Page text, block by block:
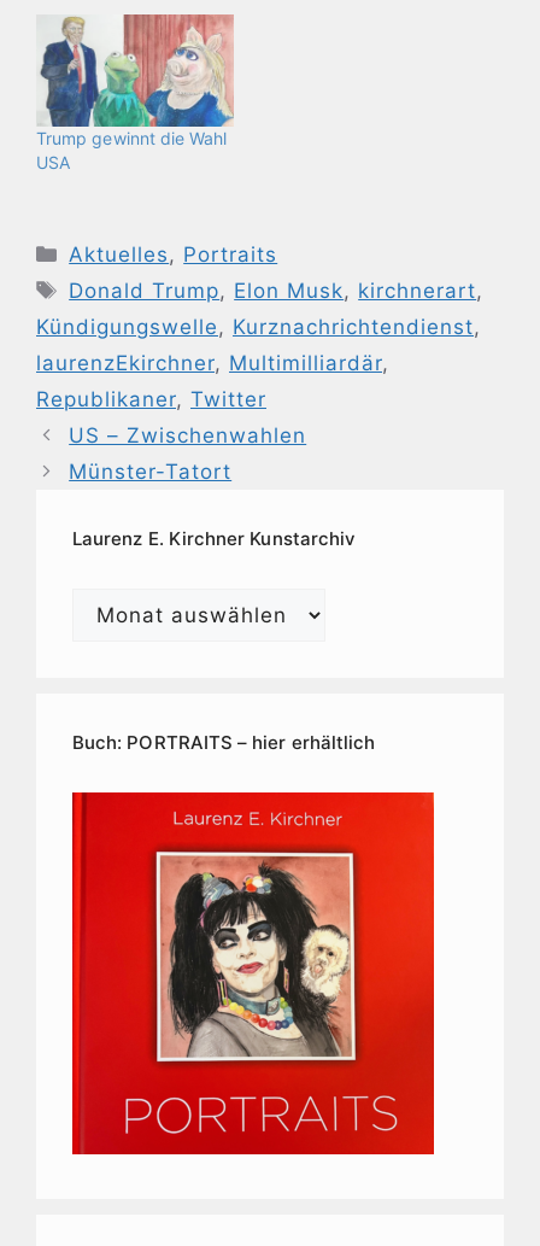
Trump gewinnt die Wahl
USA
Kategorien
Aktuelles, Portraits
Schlagwörter
Donald Trump, Elon Musk, kirchnerart,
Kündigungswelle, Kurznachrichtendienst,
laurenzEkirchner, Multimilliardär,
Republikaner, Twitter
US – Zwischenwahlen
Münster-Tatort
Laurenz E. Kirchner Kunstarchiv
Laurenz
Buch: PORTRAITS – hier erhältlich